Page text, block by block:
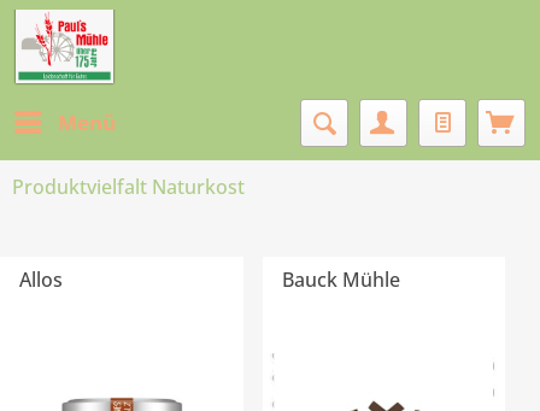
Menü
Produktvielfalt Naturkost
Allos Bauck Mühle